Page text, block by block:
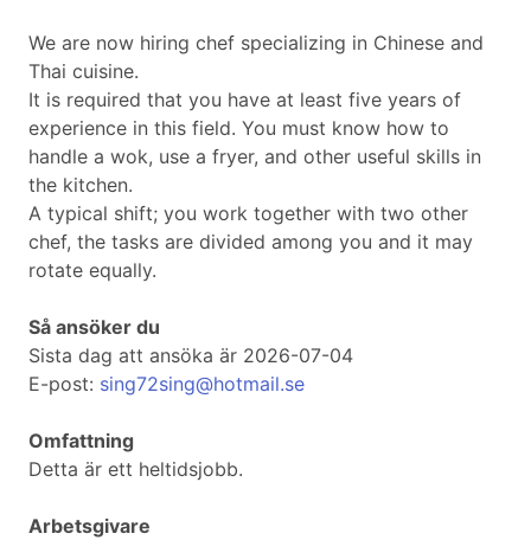
We are now hiring chef specializing in Chinese and
Thai cuisine.
It is required that you have at least five years of
experience in this field. You must know how to
handle a wok, use a fryer, and other useful skills in
the kitchen.
A typical shift; you work together with two other
chef, the tasks are divided among you and it may
rotate equally.
Så ansöker du
Sista dag att ansöka är 2026-07-04
E-post: sing72sing@hotmail.se
Omfattning
Detta är ett heltidsjobb.
Arbetsgivare